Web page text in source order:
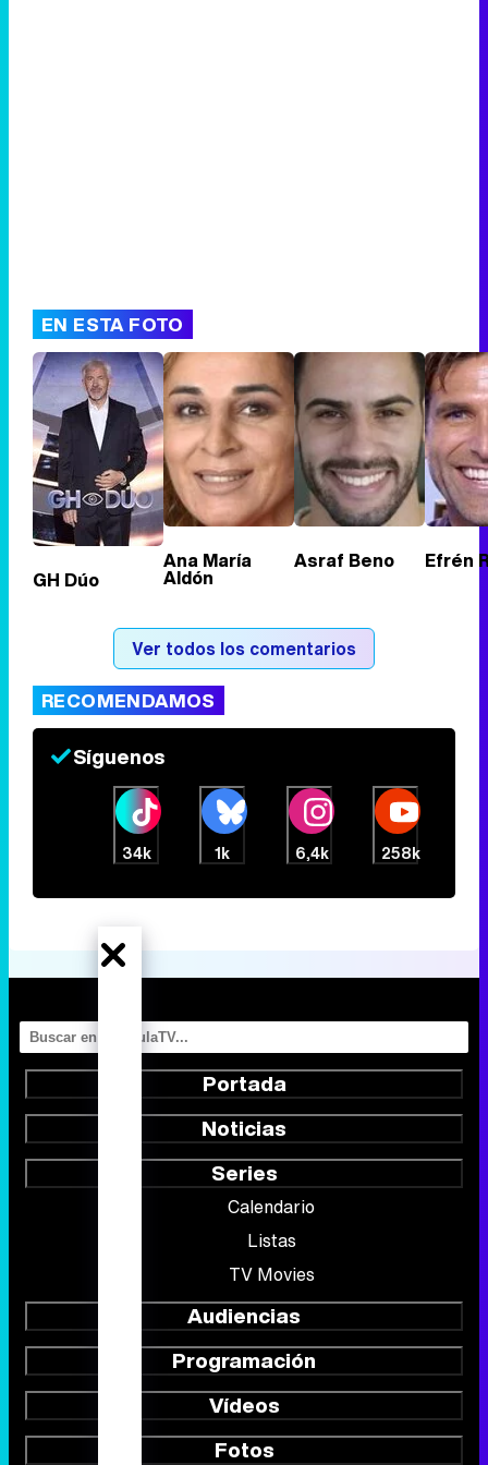
EN ESTA FOTO
GH Dúo
Ana María
Aldón
Asraf Beno Efrén
Ver todos los comentarios
RECOMENDAMOS
Síguenos
34k 1k 6,4k 258k
Portada
Noticias
Series
Calendario
Listas
TV Movies
Audiencias
Programación
Vídeos
Fotos